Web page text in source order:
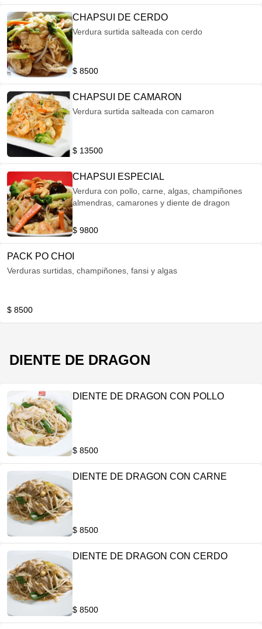
CHAPSUI DE CERDO
Verdura surtida salteada con cerdo
$ 8500
CHAPSUI DE CAMARON
Verdura surtida salteada con camaron
$ 13500
CHAPSUI ESPECIAL
Verdura con pollo, carne, algas, champiñones
almendras, camarones y diente de dragon
$ 9800
PACK PO CHOI
Verduras surtidas, champiñones, fansi y algas
$ 8500
DIENTE DE DRAGON
DIENTE DE DRAGON CON POLLO
$ 8500
DIENTE DE DRAGON CON CARNE
$ 8500
DIENTE DE DRAGON CON CERDO
$ 8500